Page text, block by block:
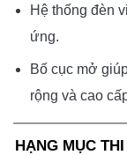
Hệ thống đèn
ứng.
Bố cục mở
rộng và cao
HẠNG MỤC